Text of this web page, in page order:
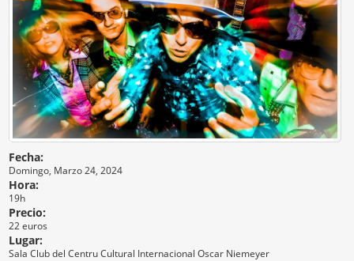
Fecha:
Domingo, Marzo 24, 2024
Hora:
19h
Precio:
22 euros
Lugar:
Sala Club del Centru Cultural Internacional Oscar Niemeyer